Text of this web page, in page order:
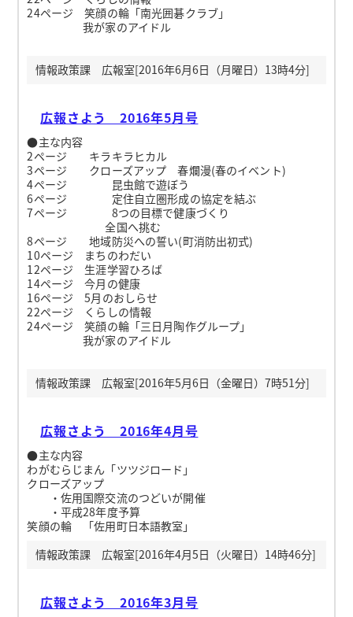
24ページ 笑顔の輪「南光囲碁クラブ」
我が家のアイドル
情報政策課 広報室[2016年6月6日（月曜日）13時4分]
広報さよう 2016年5月号
●主な内容
2ページ キラキラヒカル
3ページ クローズアップ 春爛漫(春のイベント)
4ページ 昆虫館で遊ぼう
6ページ 定住自立圏形成の協定を結ぶ
7ページ 8つの目標で健康づくり
全国へ挑む
8ページ 地域防災への誓い(町消防出初式)
10ページ まちのわだい
12ページ 生涯学習ひろば
14ページ 今月の健康
16ページ 5月のおしらせ
22ページ くらしの情報
24ページ 笑顔の輪「三日月陶作グループ」
我が家のアイドル
情報政策課 広報室[2016年5月6日（金曜日）7時51分]
広報さよう 2016年4月号
●主な内容
わがむらじまん「ツツジロード」
クローズアップ
・佐用国際交流のつどいが開催
・平成28年度予算
笑顔の輪 「佐用町日本語教室」
情報政策課 広報室[2016年4月5日（火曜日）14時46分]
広報さよう 2016年3月号